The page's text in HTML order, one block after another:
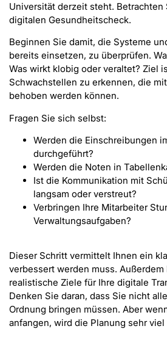
Universität derzeit steht. Betrachten
digitalen Gesundheitscheck.
Beginnen Sie damit, die Systeme
bereits einsetzen, zu überprüfen.
Was wirkt klobig oder veraltet? Ziel
Schwachstellen zu erkennen, die
behoben werden können.
Fragen Sie sich selbst:
Werden die Einschreibungen
durchgeführt?
Werden die Noten in
Ist die Kommunikation mit
langsam oder verstreut?
Verbringen Ihre Mitarbeiter
Verwaltungsaufgaben?
Dieser Schritt vermittelt Ihnen ein
verbessert werden muss. Außerdem
realistische Ziele für Ihre digitale
Denken Sie daran, dass Sie nicht
Ordnung bringen müssen. Aber
anfangen, wird die Planung sehr viel